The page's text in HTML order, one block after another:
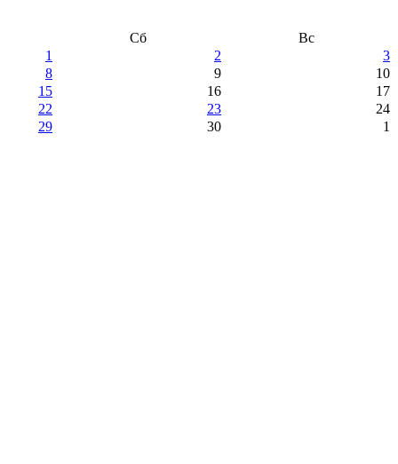
Сб
Вс
1
2
3
8
9
10
15
16
17
22
23
24
29
30 1